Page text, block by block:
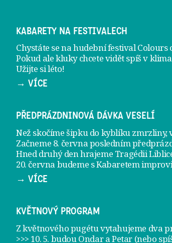
KABARETY NA FESTIVALECH
Chystáte se na hudební festival
Pokud ale kluky chcete vidět spíš v
Užijte si léto!
→ VÍCE
PŘEDPRÁZDNINOVÁ DÁVKA VESELÍ
Než skočíme šipku do kyblíku
Začneme 8. června posledním
Hned druhý den hrajeme Tragédii
20. června budeme s Kabaretem
→ VÍCE
KVĚTNOVÝ PROGRAM
Z květnového pugétu vytahujeme dva
>>> 10. 5. budou Ondar a Petar (nebo